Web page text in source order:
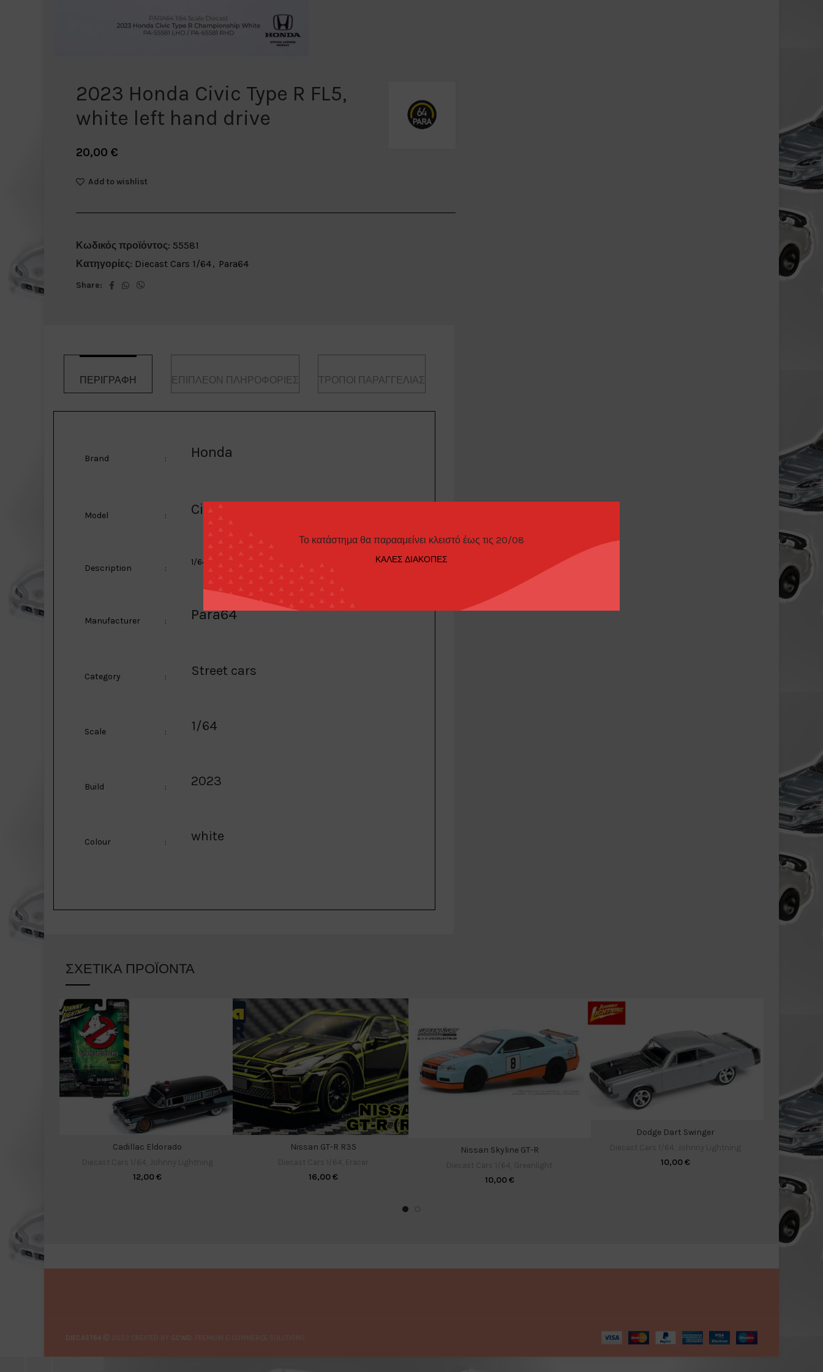
Το κατάστημα θα παρααμείνει κλειστό έως τις 20/08
ΚΑΛΕΣ ΔΙΑΚΟΠΕΣ
2023 Honda Civic Type R FL5,
white left hand drive
20,00 €
Add to wishlist
Κωδικός προϊόντος: 55581
Κατηγορίες: Diecast Cars 1/64, Para64
Share:
ΠΕΡΙΓΡΑΦΉ ΕΠΙΠΛΈΟΝ ΠΛΗΡΟΦΟΡΊΕΣ ΤΡΌΠΟΙ ΠΑΡΑΓΓΕΛΊΑΣ
Brand : Honda
Model : Civic Type R FL5
Description :
1/64 2023 Honda Civic Type R FL5, white left hand drive
Manufacturer : Para64
Category : Street cars
Scale : 1/64
Build : 2023
Colour : white
ΣΧΕΤΙΚΆ ΠΡΟΪΌΝΤΑ
Cadillac Eldorado
12,00€
Nissan GT-R R35
16,00€
Nissan Skyline GT-R
10,00€
Dodge Dart Swinger
10,00€
DIECAST64 2022 CREATED BY GCWD . PREMIUM E-COMMERCE SOLUTIONS.